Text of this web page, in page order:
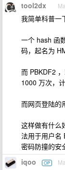
tool2dx
我简单科普一
一个 hash 函
码，起名为
而 PBKDF2
1000 万次，
而网页登陆的
这样做有什么
法用于用户名
密码防撞的安
iqoo OP